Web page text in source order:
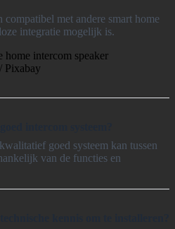
met andere smart home
integratie mogelijk is.
Pixabay
goed systeem kan tussen
van de functies en